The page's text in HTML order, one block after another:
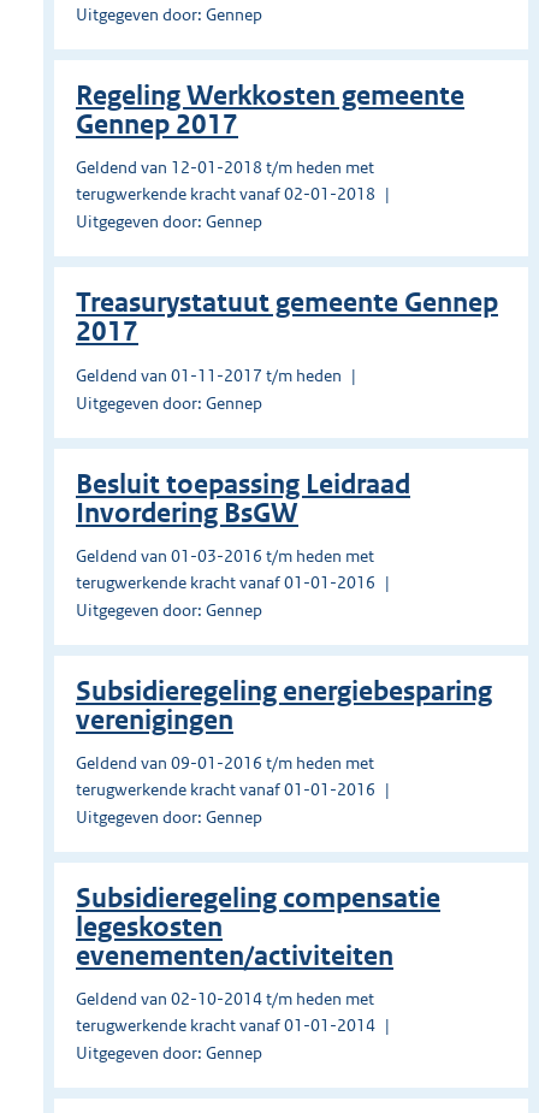
Uitgegeven door: Gennep
Regeling Werkkosten gemeente
Gennep 2017
Geldend van 12-01-2018 t/m heden met
terugwerkende kracht vanaf 02-01-2018
Uitgegeven door: Gennep
Treasurystatuut gemeente Gennep
2017
Geldend van 01-11-2017 t/m heden
Uitgegeven door: Gennep
Besluit toepassing Leidraad
Invordering BsGW
Geldend van 01-03-2016 t/m heden met
terugwerkende kracht vanaf 01-01-2016
Uitgegeven door: Gennep
Subsidieregeling energiebesparing
verenigingen
Geldend van 09-01-2016 t/m heden met
terugwerkende kracht vanaf 01-01-2016
Uitgegeven door: Gennep
Subsidieregeling compensatie
legeskosten
evenementen/activiteiten
Geldend van 02-10-2014 t/m heden met
terugwerkende kracht vanaf 01-01-2014
Uitgegeven door: Gennep